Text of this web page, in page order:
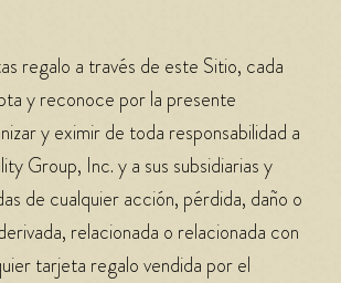
regalo a través de este Sitio, cada
y reconoce por la presente
y eximir de toda responsabilidad a
Group, Inc. y a sus subsidiarias y
de cualquier acción, pérdida, daño o
relacionada o relacionada con
tarjeta regalo vendida por el